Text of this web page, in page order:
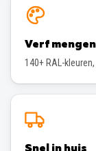
Verf
140+ RAL-